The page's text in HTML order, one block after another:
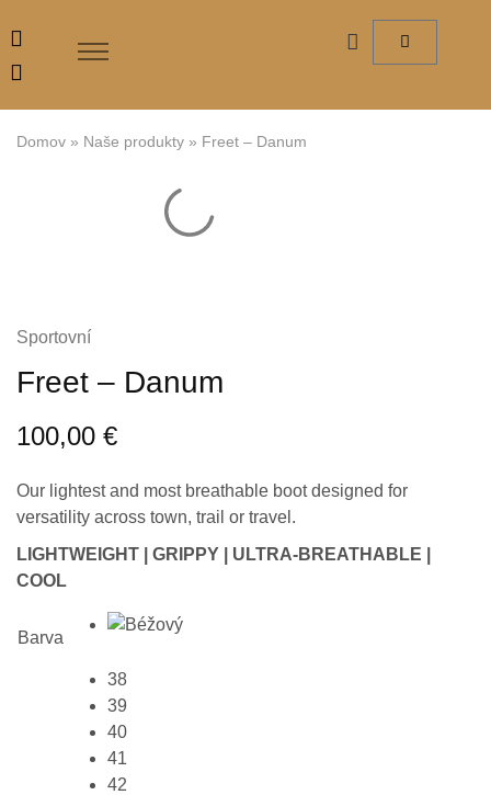
Domov » Naše produkty » Freet – Danum
Sportovní
Freet – Danum
100,00 €
Our lightest and most breathable boot designed for
versatility across town, trail or travel.
LIGHTWEIGHT | GRIPPY | ULTRA-BREATHABLE |
COOL
Barva
38
39
40
41
42